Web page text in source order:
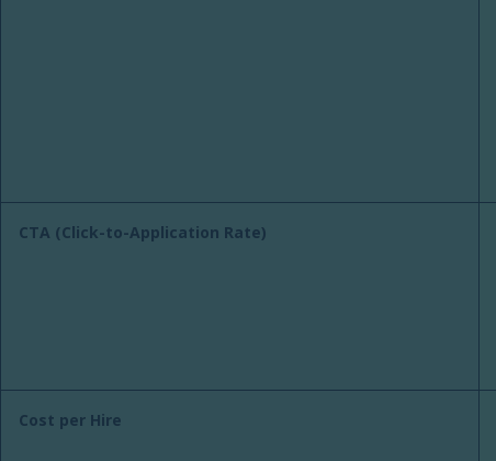
CTA (Click-to-Application Rate)
Cost per Hire